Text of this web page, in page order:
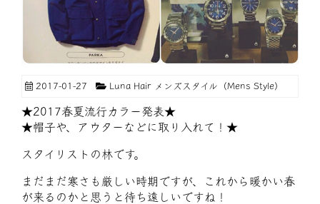
2017-01-27 Luna Hair メンズスタイル（Mens Style）
★2017春夏流行カラー発表★
★帽子や、アウターなどに取り入れて！★
スタイリストの林です。
まだまだ寒さも厳しい時期ですが、これから暖かい春
が来るのかと思うと待ち遠しいですね！